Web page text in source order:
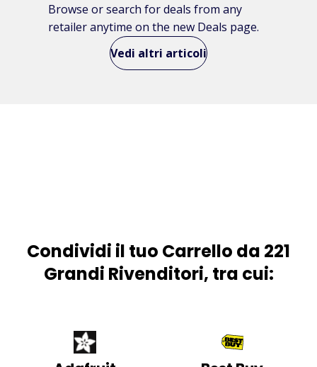
Browse or search for deals from any
retailer anytime on the new Deals page.
Vedi altri articoli
Condividi il tuo Carrello da 221
Grandi Rivenditori, tra cui: